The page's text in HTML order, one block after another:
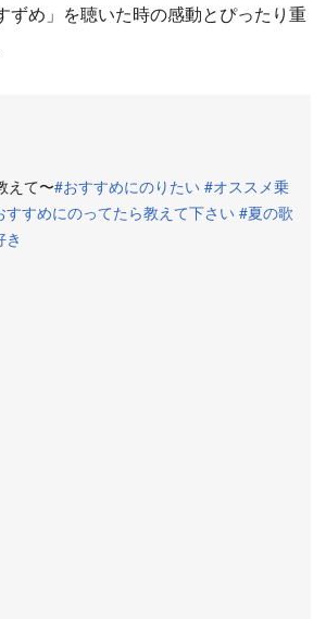
ずめ」を聴いた時の感動とぴったり重
えて〜#おすすめにのりたい #オススメ乗
すすめにのってたら教えて下さい #夏の歌
き